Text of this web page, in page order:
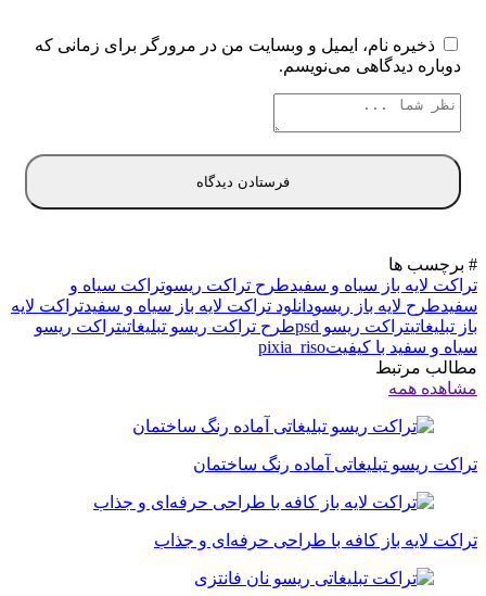
ذخیره نام، ایمیل و وبسایت من در مرورگر برای زمانی که
دوباره دیدگاهی می‌نویسم.
# برچسب ها
تراکت لایه باز سیاه و سفیدطرح تراکت ریسوتراکت سیاه و
سفیدطرح لایه باز ریسودانلود تراکت لایه باز سیاه و سفیدتراکت لایه
باز تبلیغاتیتراکت ریسو psd طرح تراکت ریسو تبلیغاتیتراکت ریسو
سیاه و سفید با کیفیتpixia_riso
مطالب مرتبط
مشاهده همه
تراکت ریسو تبلیغاتی آماده رنگ ساختمان
تراکت لایه باز کافه با طراحی حرفه‌ای و جذاب